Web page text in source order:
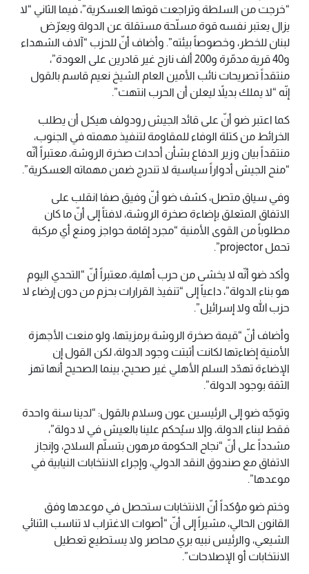
“خرجت من السلطة وتراجعت قوتها العسكرية”، فيما الثاني “لا
يزال يعتبر نفسه قوة مسلّحة مستقلة عن الدولة ويعرّض
لبنان للخطر، وخصوصاً بيئته”. وأضاف أنّ للحزب “آلاف الشهداء
و40 قرية مدمّرة و200 ألف نازح غير قادرين على العودة”،
منتقداً تصريحات نائب الأمين العام الشيخ نعيم قاسم بالقول
إنّه “لا يملك بديلاً ليعلن أن الحرب انتهت”.
كما اعتبر ضو أنّ على قائد الجيش رودولف هيكل أن يطلب
الخرائط من كتلة الوفاء للمقاومة لتنفيذ مهمته في الجنوب،
منتقداً بيان وزير الدفاع بشأن أحداث صخرة الروشة، معتبراً أنّه
“منح الجيش أدواراً سياسية لا تندرج ضمن مهماته العسكرية”.
وفي سياق متصل، كشف ضو أنّ وفيق صفا انقلب على
الاتفاق المتعلق بإضاءة صخرة الروشة، لافتاً إلى أنّ ما كان
مطلوباً من القوى الأمنية “مجرد إقامة حواجز ومنع أي مركبة
تحمل projector”.
وأكد ضو أنّه لا يخشى من حرب أهلية، معتبراً أنّ “التحدي اليوم
هو بناء الدولة”، داعياً إلى “تنفيذ القرارات بحزم من دون إرضاء لا
حزب الله ولا إسرائيل”.
وأضاف أنّ “قيمة صخرة الروشة برمزيتها، ولو منعت الأجهزة
الأمنية إضاءتها لكانت أثبتت وجود الدولة، لكن القول إن
الإضاءة تهدّد السلم الأهلي غير صحيح، بينما الصحيح أنها تهز
الثقة بوجود الدولة”.
وتوجّه ضو إلى الرئيسين عون وسلام بالقول: “لدينا سنة واحدة
فقط لبناء الدولة، وإلا سيُحكم علينا بالعيش في لا دولة”،
مشدداً على أنّ “نجاح الحكومة مرهون بتسلّم السلاح، وإنجاز
الاتفاق مع صندوق النقد الدولي، وإجراء الانتخابات النيابية في
موعدها”.
وختم ضو مؤكداً أنّ الانتخابات ستحصل في موعدها وفق
القانون الحالي، مشيراً إلى أنّ “أصوات الاغتراب لا تناسب الثنائي
الشيعي، والرئيس نبيه بري محاصر ولا يستطيع تعطيل
الانتخابات أو الإصلاحات”.